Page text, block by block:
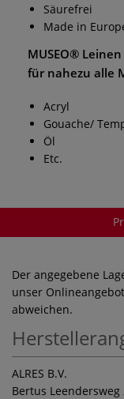
Säurefrei
Made in
MUSEO®
für nahezu alle
Acryl
Gouache/
Öl
Etc.
Der angegebene
unser
abweichen.
ALRES B.V.
Bertus Leendersweg